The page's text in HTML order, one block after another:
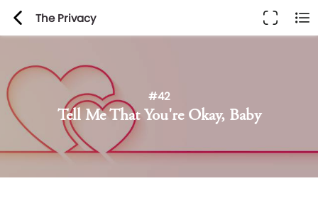
The Privacy
#42
Tell Me That You're Okay, Baby